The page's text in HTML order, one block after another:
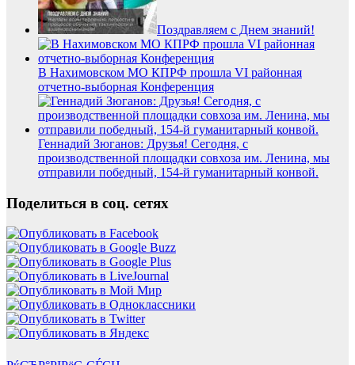
Поздравляем с Днем знаний!
В Нахимовском МО КПРФ прошла VI районная
отчетно-выборная Конференция
Геннадий Зюганов: Друзья! Сегодня, с
производственной площадки совхоза им. Ленина, мы
отправили победный, 154-й гуманитарный конвой.
Поделиться в соц. сетях